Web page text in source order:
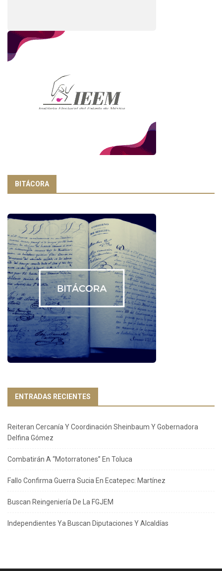
BITÁCORA
ENTRADAS RECIENTES
Reiteran Cercanía Y Coordinación Sheinbaum Y Gobernadora
Delfina Gómez
Combatirán A “Motorratones” En Toluca
Fallo Confirma Guerra Sucia En Ecatepec: Martínez
Buscan Reingeniería De La FGJEM
Independientes Ya Buscan Diputaciones Y Alcaldías